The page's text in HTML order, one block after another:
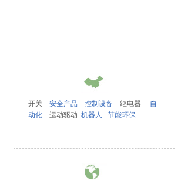
开关 安全产品 控制设备 继电器
自
动化
运动驱动 机器人 节能环保